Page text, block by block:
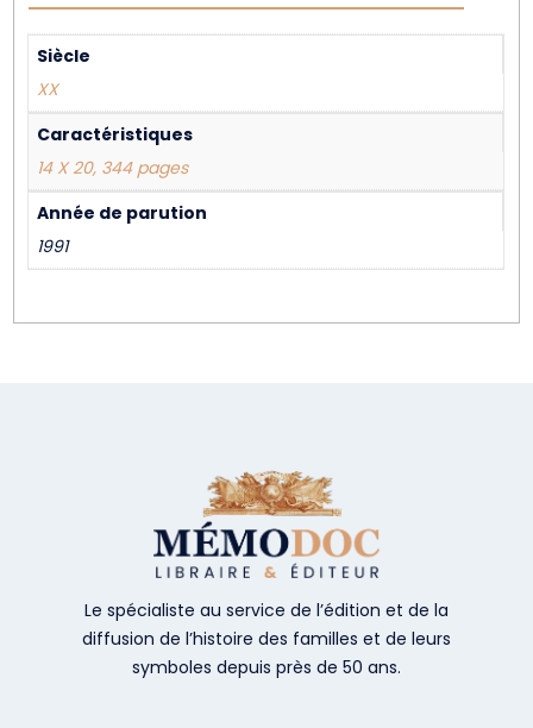
Siècle
XX
Caractéristiques
14 X 20, 344 pages
Année de parution
1991
Le spécialiste au service de l’édition et de la
diffusion de l’histoire des familles et de leurs
symboles depuis près de 50 ans.